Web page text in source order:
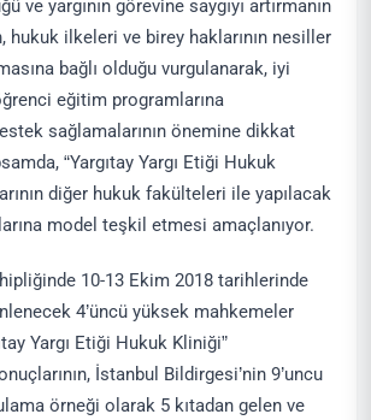
ve yargının görevine saygıyı artırmanın
hukuk ilkeleri ve birey haklarının nesiller
bağlı olduğu vurgulanarak, iyi
eğitim programlarına
sağlamalarının önemine dikkat
“Yargıtay Yargı Etiği Hukuk
diğer hukuk fakülteleri ile yapılacak
model teşkil etmesi amaçlanıyor.
10-13 Ekim 2018 tarihlerinde
4’üncü yüksek mahkemeler
Yargı Etiği Hukuk Kliniği”
İstanbul Bildirgesi’nin 9’uncu
örneği olarak 5 kıtadan gelen ve